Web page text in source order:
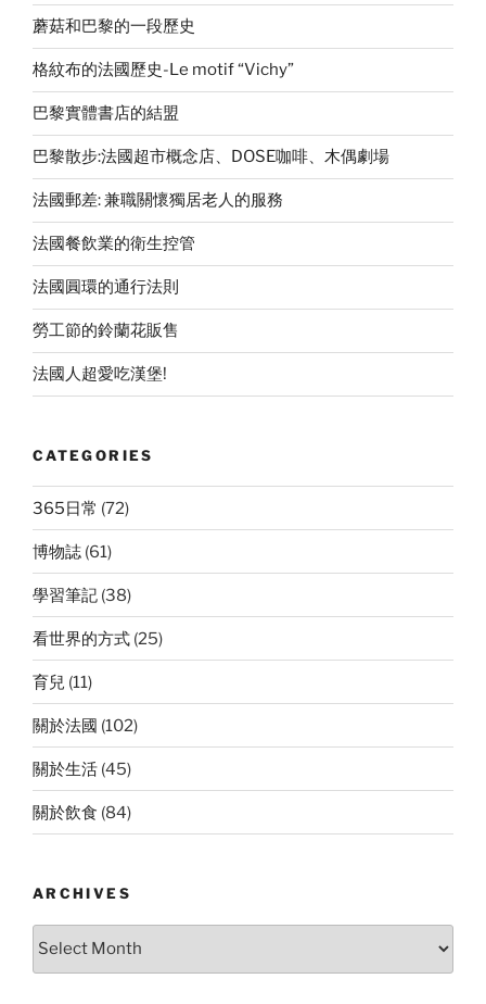
蘑菇和巴黎的一段歷史
格紋布的法國歷史-Le motif “Vichy”
巴黎實體書店的結盟
巴黎散步:法國超市概念店、DOSE咖啡、木偶劇場
法國郵差: 兼職關懷獨居老人的服務
法國餐飲業的衛生控管
法國圓環的通行法則
勞工節的鈴蘭花販售
法國人超愛吃漢堡!
CATEGORIES
365日常 (72)
博物誌 (61)
學習筆記 (38)
看世界的方式 (25)
育兒 (11)
關於法國 (102)
關於生活 (45)
關於飲食 (84)
ARCHIVES
Archives